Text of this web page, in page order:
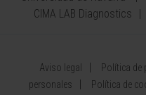
CIMA LAB Diagnostics
Aviso legal Política de
personales
Política de